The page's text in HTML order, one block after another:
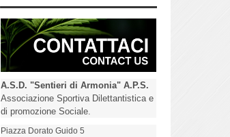
A.S.D. "Sentieri di Armonia" A.P.S.
Associazione Sportiva Dilettantistica e
di promozione Sociale.
Piazza Dorato Guido 5